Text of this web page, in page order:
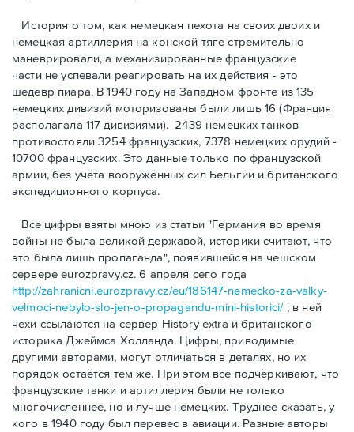
История о том, как немецкая пехота на своих двоих и
немeцкая артиллерия на конской тяге стремительно
маневрировали, а механизированные французские
части не успевали реагировать на их действия - это
шедевр пиара. В 1940 году на Западном фронте из 135
немецких дивизий моторизованы были лишь 16 (Франция
располагала 117 дивизиями). 2439 немецких танков
противостояли 3254 французских, 7378 немецких орудий -
10700 французских. Это данные только по французской
армии, без учёта вооружённых сил Бельгии и британского
экспедиционного корпуса.
Bсе цифры взяты мною из статьи "Германия во время
войны не была великой державой, историки считают, что
это была лишь пропаганда", появившейся на чешском
сервере eurozpravy.cz. 6 апреля сего года
http://zahranicni.eurozpravy.cz/eu/186147-nemecko-za-valky-
velmoci-nebylo-slo-jen-o-propagandu-mini-historici/; в ней
чехи ссылаются на сервер History extra и британского
историка Джеймса Холланда. Цифры, привoдимые
другими авторами, могут отличаться в деталях, но их
порядок остаётся тем же. При этом все подчёркивают, что
французские танки и артиллерия были не только
многочисленнее, но и лучше немецких. Труднее сказать, у
кого в 1940 году был перевес в авиации. Разные авторы